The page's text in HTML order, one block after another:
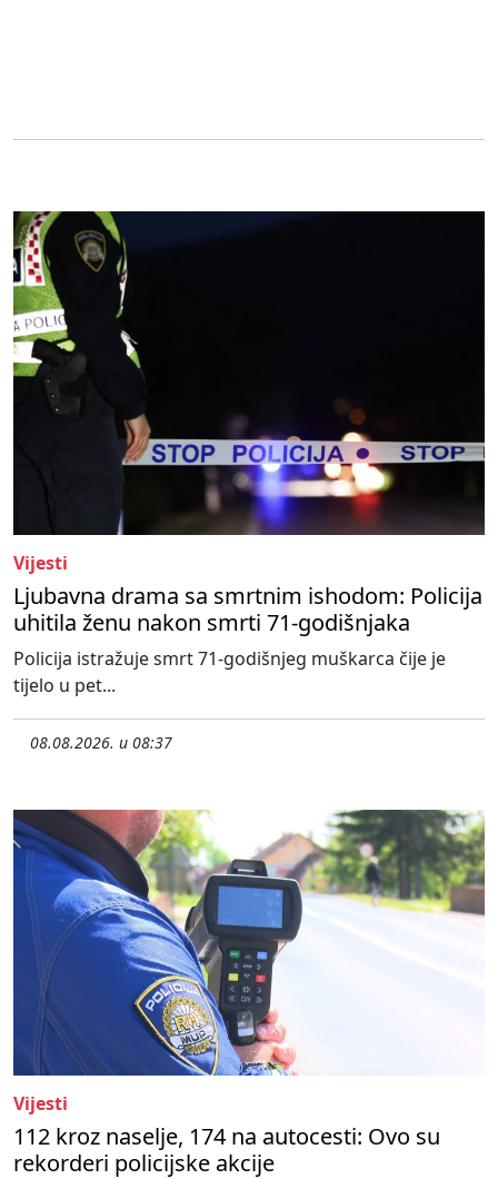
Vijesti
Ljubavna drama sa smrtnim ishodom: Policija
uhitila ženu nakon smrti 71-godišnjaka
Policija istražuje smrt 71-godišnjeg muškarca čije je
tijelo u pet...
08.08.2026. u 08:37
Vijesti
112 kroz naselje, 174 na autocesti: Ovo su
rekorderi policijske akcije